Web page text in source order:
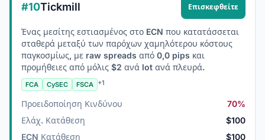
#10Tickmill Επισκεφθείτε
Ένας μεσίτης εστιασμένος στο ECN που κατατάσσεται
σταθερά μεταξύ των παρόχων χαμηλότερου κόστους
παγκοσμίως, με raw spreads από 0,0 pips και
προμήθειες από μόλις $2 ανά lot ανά πλευρά.
FCA CySEC FSCA +1
Προειδοποίηση Κινδύνου
70%
Ελάχ. Κατάθεση
$100
ECN Κατάθεση
$100